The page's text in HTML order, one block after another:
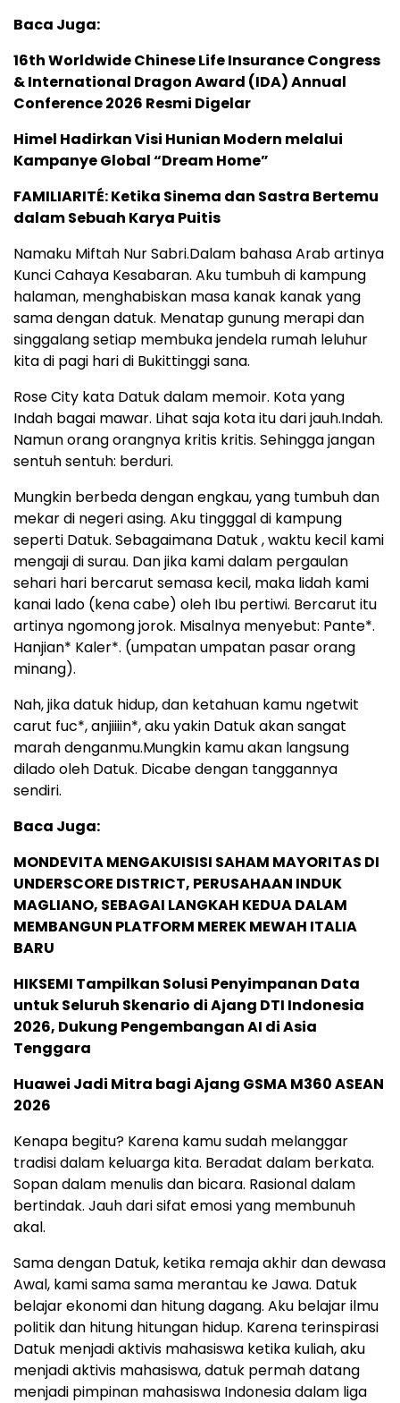
Baca Juga:
16th Worldwide Chinese Life Insurance Congress
& International Dragon Award (IDA) Annual
Conference 2026 Resmi Digelar
Himel Hadirkan Visi Hunian Modern melalui
Kampanye Global “Dream Home”
FAMILIARITÉ: Ketika Sinema dan Sastra Bertemu
dalam Sebuah Karya Puitis
Namaku Miftah Nur Sabri.Dalam bahasa Arab artinya
Kunci Cahaya Kesabaran. Aku tumbuh di kampung
halaman, menghabiskan masa kanak kanak yang
sama dengan datuk. Menatap gunung merapi dan
singgalang setiap membuka jendela rumah leluhur
kita di pagi hari di Bukittinggi sana.
Rose City kata Datuk dalam memoir. Kota yang
Indah bagai mawar. Lihat saja kota itu dari jauh.Indah.
Namun orang orangnya kritis kritis. Sehingga jangan
sentuh sentuh: berduri.
Mungkin berbeda dengan engkau, yang tumbuh dan
mekar di negeri asing. Aku tingggal di kampung
seperti Datuk. Sebagaimana Datuk , waktu kecil kami
mengaji di surau. Dan jika kami dalam pergaulan
sehari hari bercarut semasa kecil, maka lidah kami
kanai lado (kena cabe) oleh Ibu pertiwi. Bercarut itu
artinya ngomong jorok. Misalnya menyebut: Pante*.
Hanjian* Kaler*. (umpatan umpatan pasar orang
minang).
Nah, jika datuk hidup, dan ketahuan kamu ngetwit
carut fuc*, anjiiiin*, aku yakin Datuk akan sangat
marah denganmu.Mungkin kamu akan langsung
dilado oleh Datuk. Dicabe dengan tanggannya
sendiri.
Baca Juga:
MONDEVITA MENGAKUISISI SAHAM MAYORITAS DI
UNDERSCORE DISTRICT, PERUSAHAAN INDUK
MAGLIANO, SEBAGAI LANGKAH KEDUA DALAM
MEMBANGUN PLATFORM MEREK MEWAH ITALIA
BARU
HIKSEMI Tampilkan Solusi Penyimpanan Data
untuk Seluruh Skenario di Ajang DTI Indonesia
2026, Dukung Pengembangan AI di Asia
Tenggara
Huawei Jadi Mitra bagi Ajang GSMA M360 ASEAN
2026
Kenapa begitu? Karena kamu sudah melanggar
tradisi dalam keluarga kita. Beradat dalam berkata.
Sopan dalam menulis dan bicara. Rasional dalam
bertindak. Jauh dari sifat emosi yang membunuh
akal.
Sama dengan Datuk, ketika remaja akhir dan dewasa
Awal, kami sama sama merantau ke Jawa. Datuk
belajar ekonomi dan hitung dagang. Aku belajar ilmu
politik dan hitung hitungan hidup. Karena terinspirasi
Datuk menjadi aktivis mahasiswa ketika kuliah, aku
menjadi aktivis mahasiswa, datuk permah datang
menjadi pimpinan mahasiswa Indonesia dalam liga